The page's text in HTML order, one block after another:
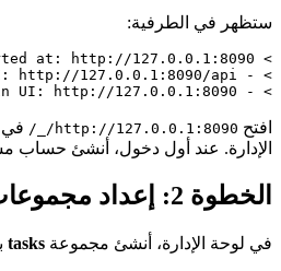
ستظهر في الطرفية:
> - Admin UI: http://127.0.0.1:8090/_/
افتحhttp://127.0.0.1:8090/_/
في
الإدارة. عند أول دخول، أنشئ حساب
الخطوة 2: إعداد مجموعات PocketBase
في لوحة الإدارة، أنشئ مجموعةtasks